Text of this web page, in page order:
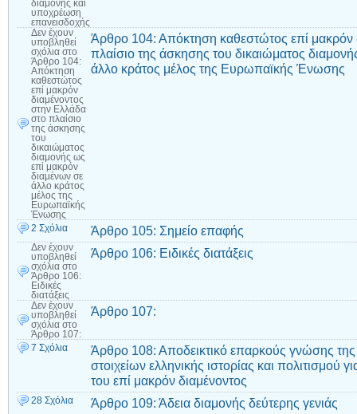
διαμονής και
υποχρέωση
επανεισδοχής
Δεν έχουν
υποβληθεί
σχόλια στο
Άρθρο 104:
Απόκτηση
καθεστώτος
επί μακρόν
διαμένοντος
στην Ελλάδα
στο πλαίσιο
της άσκησης
του
δικαιώματος
διαμονής ως
επί μακρόν
διαμένων σε
άλλο κράτος
μέλος της
Ευρωπαϊκής
Ένωσης
Άρθρο 104: Απόκτηση καθεστώτος επί μακρόν
πλαίσιο της άσκησης του δικαιώματος
άλλο κράτος μέλος της Ευρωπαϊκής Ένωσης
2 Σχόλια Άρθρο 105: Σημείο επαφής
Δεν έχουν
υποβληθεί
σχόλια στο
Άρθρο 106:
Ειδικές
διατάξεις
Άρθρο 106: Ειδικές διατάξεις
Δεν έχουν
υποβληθεί
σχόλια στο
Άρθρο 107:
Άρθρο 107:
7 Σχόλια
Άρθρο 108: Αποδεικτικό επαρκούς γνώσης
στοιχείων ελληνικής ιστορίας και πολιτισμού
του επί μακρόν διαμένοντος
28 Σχόλια Άρθρο 109: Άδεια διαμονής δεύτερης γενιάς